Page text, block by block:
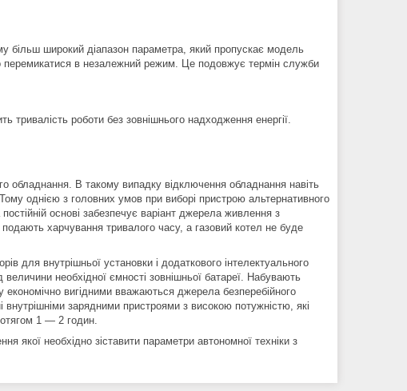
більш широкий діапазон параметра, який пропускає модель
перемикатися в незалежний режим. Це подовжує термін служби
роботи без зовнішнього надходження енергії.
обладнання. В такому випадку відключення обладнання навіть
однією з головних умов при виборі пристрою альтернативного
основі забезпечує варіант джерела живлення з
харчування тривалого часу, а газовий котел не буде
для внутрішньої установки і додаткового інтелектуального
необхідної ємності зовнішньої батареї. Набувають
економічно вигідними вважаються джерела безперебійного
зарядними пристроями з високою потужністю, які
1 — 2 годин.
необхідно зіставити параметри автономної техніки з